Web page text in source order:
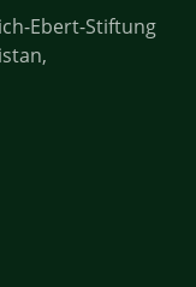
Ebert-Stiftung